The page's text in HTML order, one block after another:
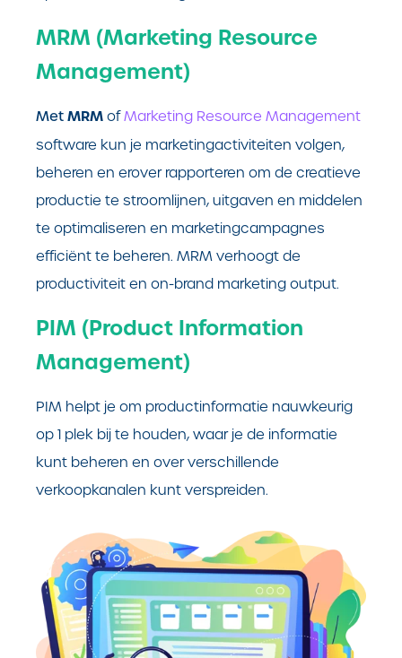
MRM (Marketing Resource
Management)
Met MRM ofMarketing Resource Management
software kun je marketingactiviteiten volgen,
beheren en erover rapporteren om de creatieve
productie te stroomlijnen, uitgaven en middelen
te optimaliseren en marketingcampagnes
efficiënt te beheren. MRM verhoogt de
productiviteit en on-brand marketing output.
PIM (Product Information
Management)
PIM helpt je om productinformatie nauwkeurig
op 1 plek bij te houden, waar je de informatie
kunt beheren en over verschillende
verkoopkanalen kunt verspreiden.